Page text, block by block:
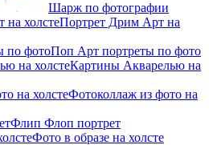
Шарж по фотографии
Портрет Дрим Арт на
Поп Арт портреты по фото
Картины Акварелью на
Фотоколлаж из фото на
Флип Флоп портрет
Фото в образе на холсте